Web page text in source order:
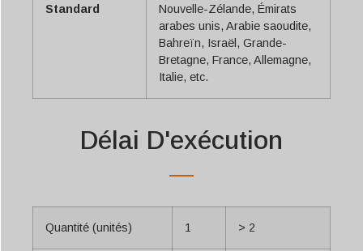
Standard
Nouvelle-Zélande, Émirats
arabes unis, Arabie saoudite,
Bahreïn, Israël, Grande-
Bretagne, France, Allemagne,
Italie, etc.
Délai D'exécution
Quantité (unités) 1 > 2